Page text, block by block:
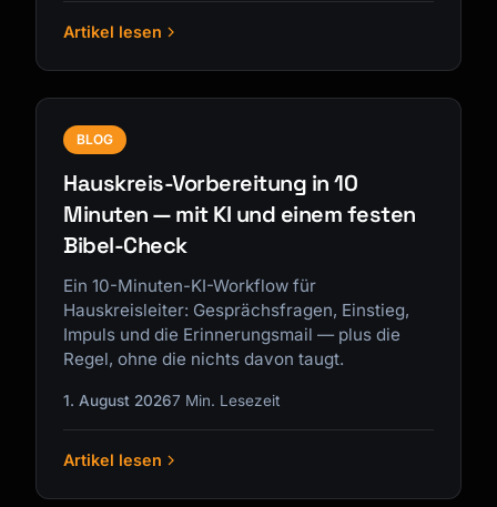
Artikel lesen
BLOG
Hauskreis-Vorbereitung in 10
Minuten — mit KI und einem festen
Bibel-Check
Ein 10-Minuten-KI-Workflow für
Hauskreisleiter: Gesprächsfragen, Einstieg,
Impuls und die Erinnerungsmail — plus die
Regel, ohne die nichts davon taugt.
1. August 20267 Min. Lesezeit
Artikel lesen